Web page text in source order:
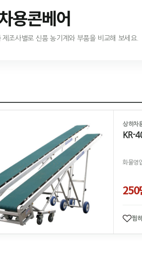
용콘베어
제조사별로 신품 농기계와 부품을 비교해 보세요.
상하차
KR-
화물영
250
찜